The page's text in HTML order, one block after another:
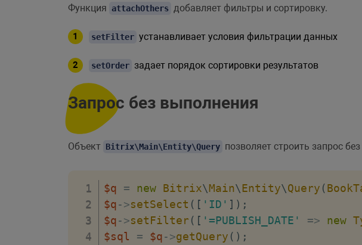
Функция attachOthers добавляет фильтры и сортировку.
setFilter устанавливает условия фильтрации данных
setOrder задает порядок сортировки результатов
Запрос без выполнения
Объект Bitrix\Main\Entity\Query позволяет строить запрос
$q = new Bitrix\Main\Entity\Query (
$q->setSelect ( [ 'ID' ] ) ;
$q->setFilter ( [ '=PUBLISH_DATE' => new
$sql
= $q->getQuery ( ) ;